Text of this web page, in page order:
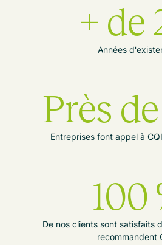
+ de
Années
Près
Entreprises font appel à
100
De nos clients sont satisfaits
recommandent